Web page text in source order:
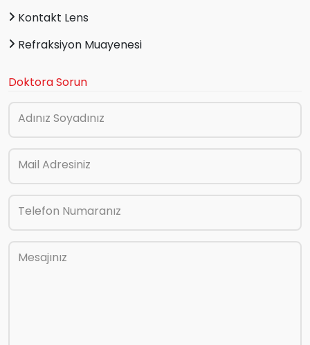
Kontakt Lens
Refraksiyon Muayenesi
Doktora Sorun
Adınız Soyadınız
Mail Adresiniz
Telefon Numaranız
Mesajınız